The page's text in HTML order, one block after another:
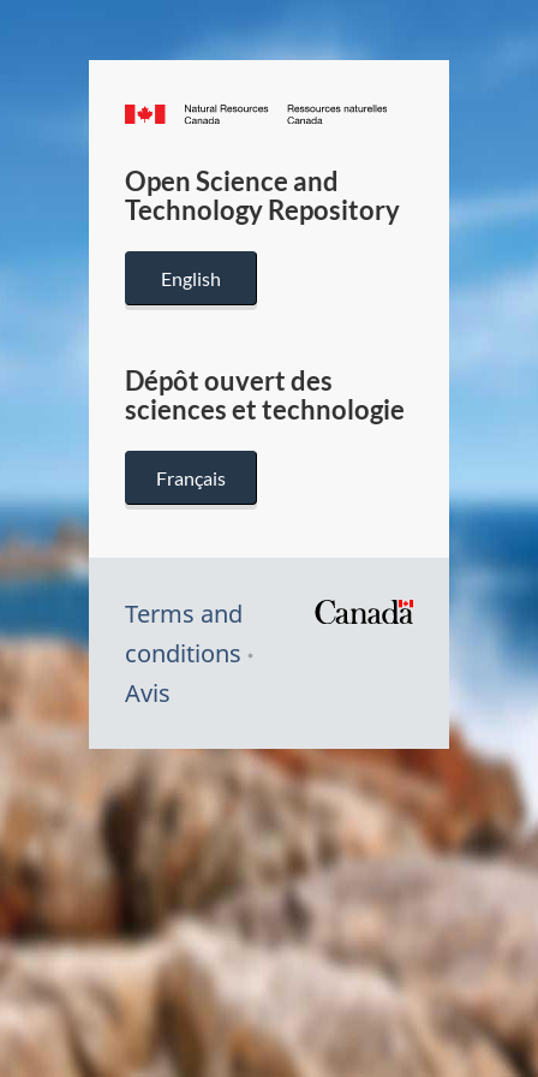
Canada.ca
/
Canada
Open Science and
Technology Repository
English
Dépôt ouvert des
sciences et technologie
Français
Terms and
conditions
Avis
Symbole
du
Canada